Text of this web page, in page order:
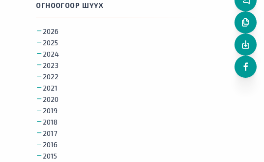
ОГНООГООР ШҮҮХ
2026
2025
2024
2023
2022
2021
2020
2019
2018
2017
2016
2015